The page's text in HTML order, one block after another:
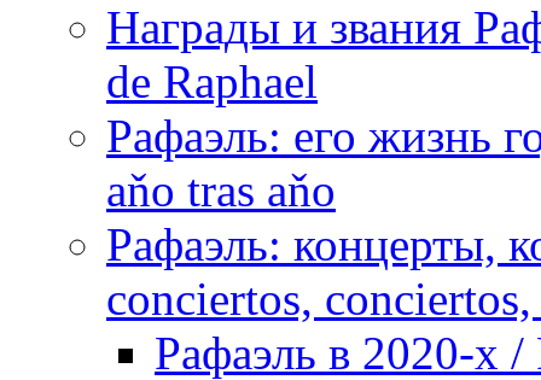
Награды и звания
de Raphael
Рафаэль: его жизнь
aňo tras aňo
Рафаэль: концерты,
conciertos,
Рафаэль в 2020-х /